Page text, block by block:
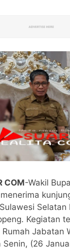
COM-Wakil
Selatan
Kegiatan
Jabatan
Senin, (26